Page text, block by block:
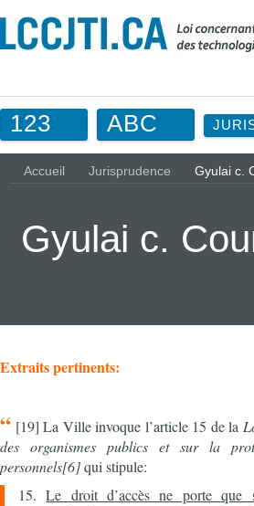
123 ABC
Accueil Jurisprudence Gyulai c.
Gyulai c.
Extraits pertinents:
“ [19] La Ville invoque l’article 15 de la
des organismes publics et sur la
personnels[6]qui stipule:
15.Le droit d’accès ne porte que